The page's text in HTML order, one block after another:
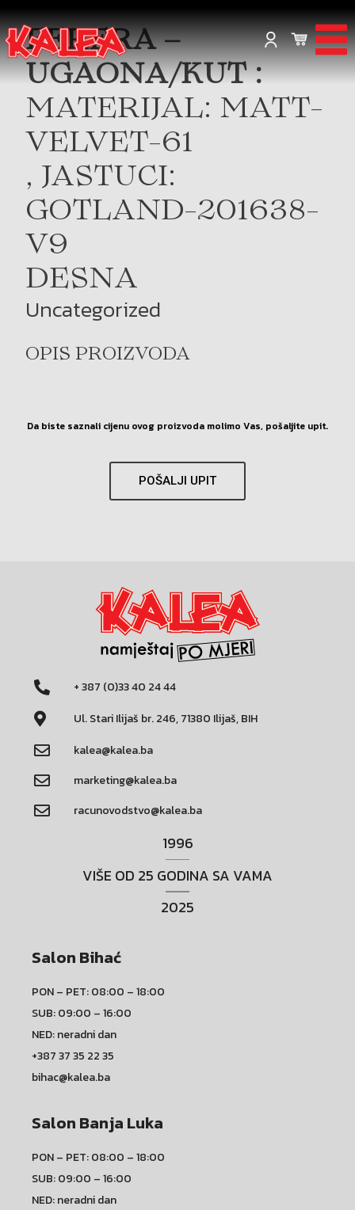
FERERA –
UGAONA/KUT :
MATERIJAL: MATT-
VELVET-61
, JASTUCI:
GOTLAND-201638-
V9
DESNA
Uncategorized
OPIS PROIZVODA
Da biste saznali cijenu ovog proizvoda molimo Vas, pošaljite upit.
POŠALJI UPIT
+ 387 (0)33 40 24 44
Ul. Stari Ilijaš br. 246, 71380 Ilijaš, BIH
kalea@kalea.ba
marketing@kalea.ba
racunovodstvo@kalea.ba
1996
VIŠE OD 25 GODINA SA VAMA
2025
Salon Bihać
PON – PET: 08:00 – 18:00
SUB: 09:00 – 16:00
NED: neradni dan
+387 37 35 22 35
bihac@kalea.ba
Salon Banja Luka
PON – PET: 08:00 – 18:00
SUB: 09:00 – 16:00
NED: neradni dan